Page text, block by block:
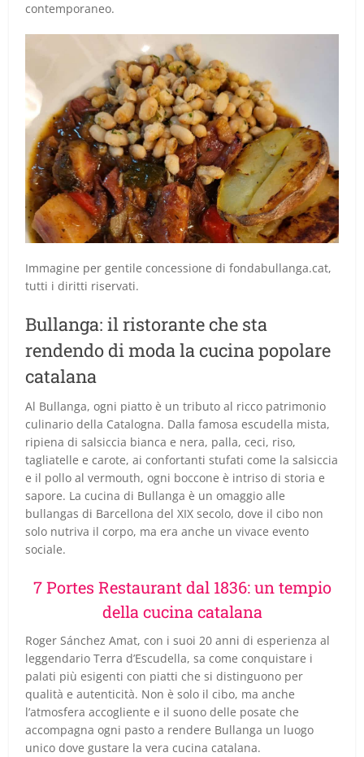
contemporaneo.
Immagine per gentile concessione di fondabullanga.cat,
tutti i diritti riservati.
Bullanga: il ristorante che sta
rendendo di moda la cucina popolare
catalana
Al Bullanga, ogni piatto è un tributo al ricco patrimonio
culinario della Catalogna. Dalla famosa escudella mista,
ripiena di salsiccia bianca e nera, palla, ceci, riso,
tagliatelle e carote, ai confortanti stufati come la salsiccia
e il pollo al vermouth, ogni boccone è intriso di storia e
sapore. La cucina di Bullanga è un omaggio alle
bullangas di Barcellona del XIX secolo, dove il cibo non
solo nutriva il corpo, ma era anche un vivace evento
sociale.
7 Portes Restaurant dal 1836: un tempio
della cucina catalana
Roger Sánchez Amat, con i suoi 20 anni di esperienza al
leggendario Terra d’Escudella, sa come conquistare i
palati più esigenti con piatti che si distinguono per
qualità e autenticità. Non è solo il cibo, ma anche
l’atmosfera accogliente e il suono delle posate che
accompagna ogni pasto a rendere Bullanga un luogo
unico dove gustare la vera cucina catalana.